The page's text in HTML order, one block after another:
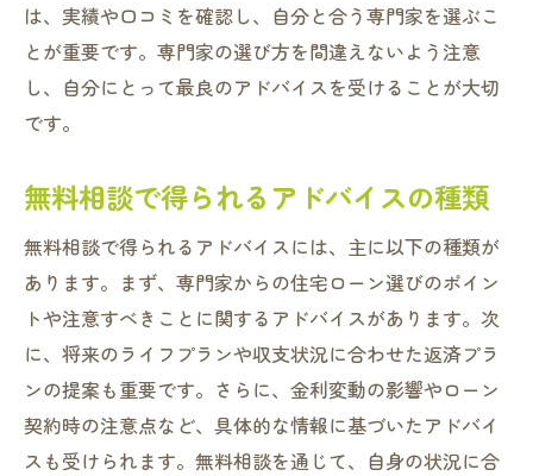
リスク管理とプラン選び
専門家との連携で最適プランを見つける
将来のマイホームに向けた第一歩寝屋川市の住
住宅購入のタイミングを見極める
住宅ローンの基本的な種類を知ろう
相談で得られる将来の資金計画
無料相談を利用するべき時期
具体的なステップとスケジュール
初めての住宅購入でも安心のサポート
住宅ローンの見直しも可能寝屋川市にある不動
産会社での無料相談を活用しよう
は、実績や口コミを確認し、自分と合う専門家を選ぶこ
とが重要です。専門家の選び方を間違えないよう注意
し、自分にとって最良のアドバイスを受けることが大切
です。
無料相談で得られるアドバイスの種類
無料相談で得られるアドバイスには、主に以下の種類が
あります。まず、専門家からの住宅ローン選びのポイン
トや注意すべきことに関するアドバイスがあります。次
に、将来のライフプランや収支状況に合わせた返済プラ
ンの提案も重要です。さらに、金利変動の影響やローン
契約時の注意点など、具体的な情報に基づいたアドバイ
スも受けられます。無料相談を通じて、自身の状況に合